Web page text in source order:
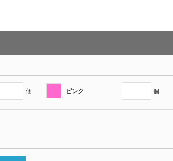
個 ピンク 個